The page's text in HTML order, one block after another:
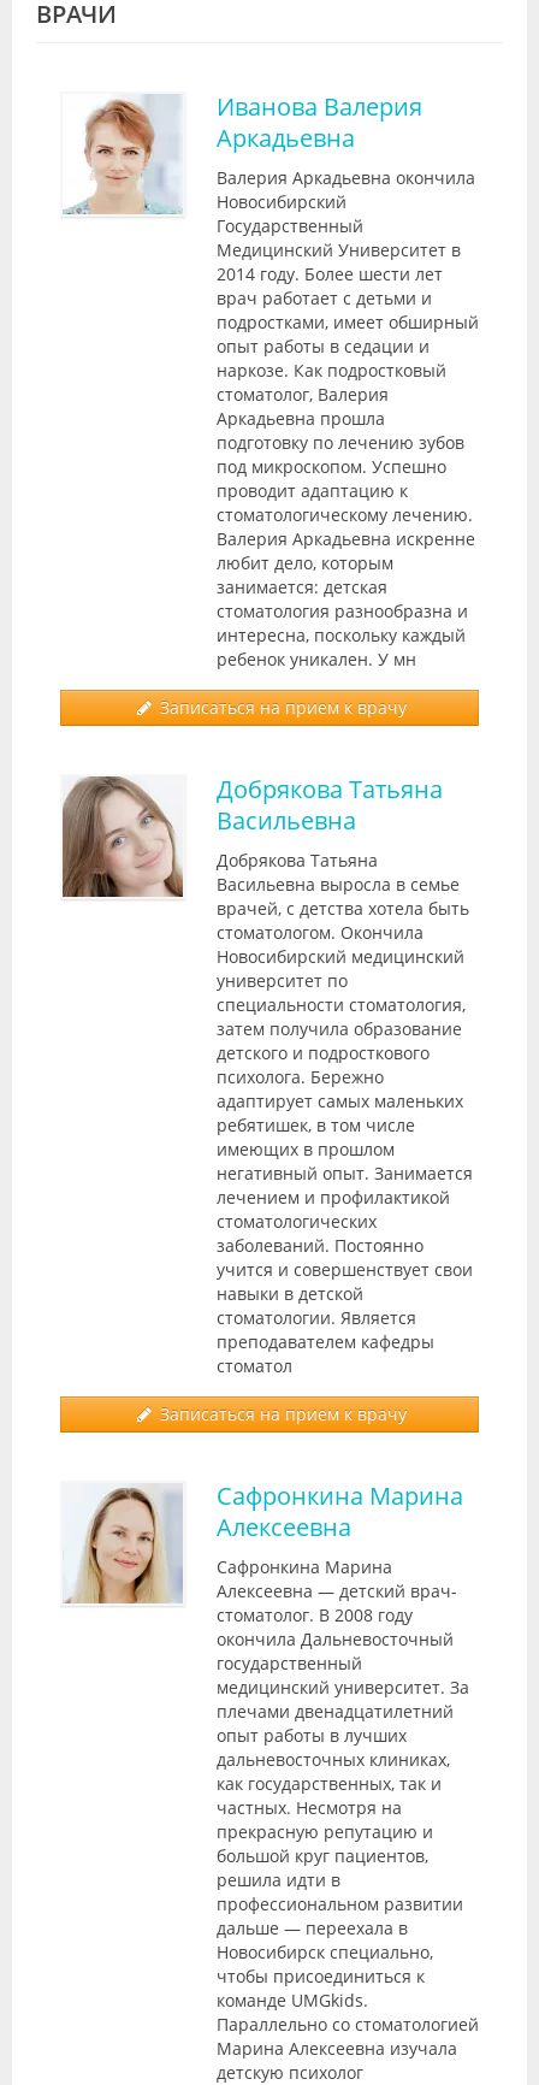
ВРАЧИ
Иванова Валерия
Аркадьевна
Валерия Аркадьевна окончила
Новосибирский
Государственный
Медицинский Университет в
2014 году. Более шести лет
врач работает с детьми и
подростками, имеет обширный
опыт работы в седации и
наркозе. Как подростковый
стоматолог, Валерия
Аркадьевна прошла
подготовку по лечению зубов
под микроскопом. Успешно
проводит адаптацию к
стоматологическому лечению.
Валерия Аркадьевна искренне
любит дело, которым
занимается: детская
стоматология разнообразна и
интересна, поскольку каждый
ребенок уникален. У мн
Записаться на прием к врачу
Добрякова Татьяна
Васильевна
Добрякова Татьяна
Васильевна выросла в семье
врачей, с детства хотела быть
стоматологом. Окончила
Новосибирский медицинский
университет по
специальности стоматология,
затем получила образование
детского и подросткового
психолога. Бережно
адаптирует самых маленьких
ребятишек, в том числе
имеющих в прошлом
негативный опыт. Занимается
лечением и профилактикой
стоматологических
заболеваний. Постоянно
учится и совершенствует свои
навыки в детской
стоматологии. Является
преподавателем кафедры
стоматол
Записаться на прием к врачу
Сафронкина Марина
Алексеевна
Сафронкина Марина
Алексеевна — детский врач-
стоматолог. В 2008 году
окончила Дальневосточный
государственный
медицинский университет. За
плечами двенадцатилетний
опыт работы в лучших
дальневосточных клиниках,
как государственных, так и
частных. Несмотря на
прекрасную репутацию и
большой круг пациентов,
решила идти в
профессиональном развитии
дальше — переехала в
Новосибирск специально,
чтобы присоединиться к
команде UMGkids.
Параллельно со стоматологией
Марина Алексеевна изучала
детскую психолог